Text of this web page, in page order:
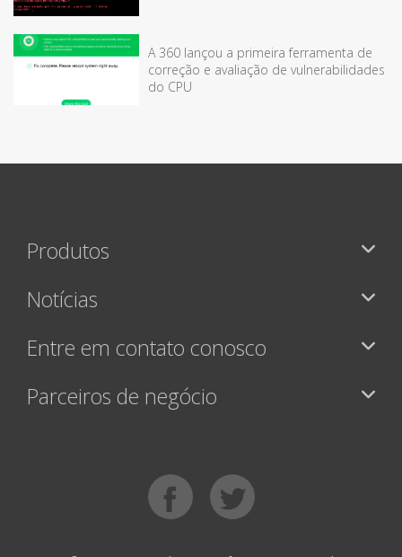
A 360 lançou a primeira ferramenta de
correção e avaliação de vulnerabilidades
do CPU
Produtos
Notícias
Entre em contato conosco
Parceiros de negócio